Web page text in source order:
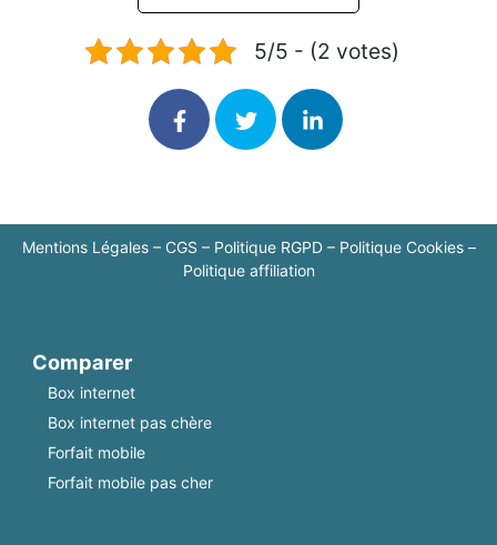
5/5 - (2 votes)
Mentions Légales– CGS – Politique RGPD– Politique Cookies–
Politique affiliation
Comparer
Box internet
Box internet pas chère
Forfait mobile
Forfait mobile pas cher